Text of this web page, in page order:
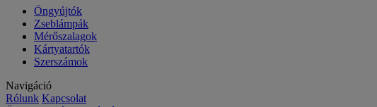
Öngyújtók
Zseblámpák
Mérőszalagok
Kártyatartók
Szerszámok
Navigáció
Rólunk Kapcsolat